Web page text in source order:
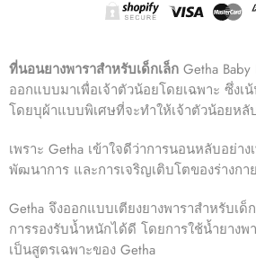
ที่นอนยางพาราสำหรับเด็กเล็ก Getha
ออกแบบมาเพื่อเจ้าตัวน้อยโดยเฉพาะ ซึ่งเ
โดยบุผ้าแบบพิเศษที่จะทำให้เจ้าตัวน้อยห
เพราะ Getha เข้าใจดีว่าการนอนหลับอย่า
พัฒนาการ และการเจริญเติบโตของร่างก
Getha จึงออกแบบเตียงยางพาราสำหรับเ
การรองรับน้ำหนักได้ดี โดยการใช้น้ำยางพ
เป็นสูตรเฉพาะของ Getha